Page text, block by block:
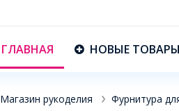
ГЛАВНАЯ НОВЫЕ ТОВАРЫ
Магазин рукоделия Фурнитура